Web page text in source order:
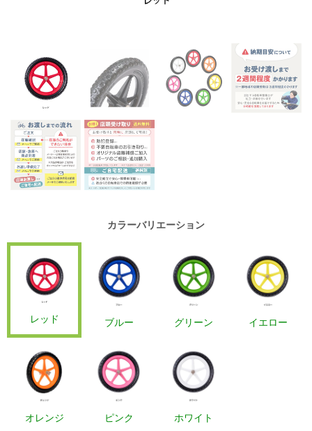
カラーバリエーション
レッド ブルー グリーン イエロー
オレンジ ピンク ホワイト